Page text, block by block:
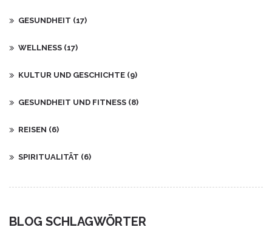
GESUNDHEIT (17)
WELLNESS (17)
KULTUR UND GESCHICHTE (9)
GESUNDHEIT UND FITNESS (8)
REISEN (6)
SPIRITUALITÄT (6)
BLOG SCHLAGWÖRTER